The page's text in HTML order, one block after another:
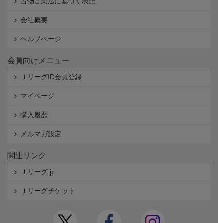
会社概要
ヘルプページ
会員向けメニュー
ＪリーグID会員登録
マイページ
購入履歴
メルマガ設定
関連リンク
Ｊリーグ.jp
Ｊリーグチケット